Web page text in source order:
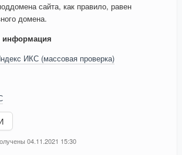
сайта, как правило, равен
домена.
информация
ИКС (массовая проверка)
04.11.2021 15:30